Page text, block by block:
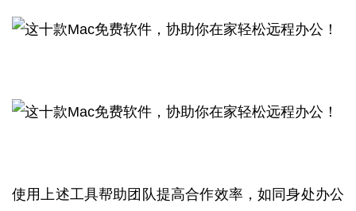
使用上述工具帮助团队提高合作效率，如同身处办公